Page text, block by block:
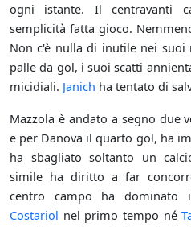
ogni istante. Il centravanti
semplicità fatta gioco.
Non c'è nulla di inutile nei
palle da gol, i suoi scatti
micidiali. Janich ha tentato di
Mazzola è andato a segno due
e per Danova il quarto gol, ha
ha sbagliato soltanto un
simile ha diritto a far
centro campo ha dominato
Costariol nel primo tempo né